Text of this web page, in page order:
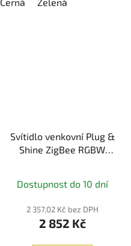
Černá Zelená
Svítidlo venkovní Plug &
Shine ZigBee RGBW
Dostupnost do 10 dní
2 357,02 Kč bez DPH
2 852 Kč